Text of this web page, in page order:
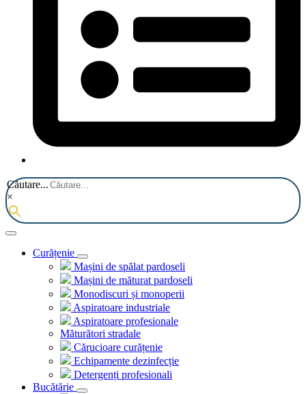
Căutare...
×
Curățenie
Mașini de spălat pardoseli
Mașini de măturat pardoseli
Monodiscuri și monoperii
Aspiratoare industriale
Aspiratoare profesionale
Măturători stradale
Cărucioare curățenie
Echipamente dezinfecție
Detergenți profesionali
Bucătărie